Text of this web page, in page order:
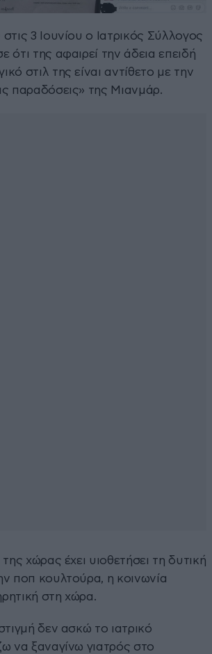
3 Ιουνίου ο Ιατρικός Σύλλογος
ότι της αφαιρεί την άδεια επειδή
στιλ της είναι αντίθετο με την
παραδόσεις» της Μιανμάρ.
χώρας έχει υιοθετήσει τη δυτική
ποπ κουλτούρα, η κοινωνία
στη χώρα.
δεν ασκώ το ιατρικό
να ξαναγίνω γιατρός στο